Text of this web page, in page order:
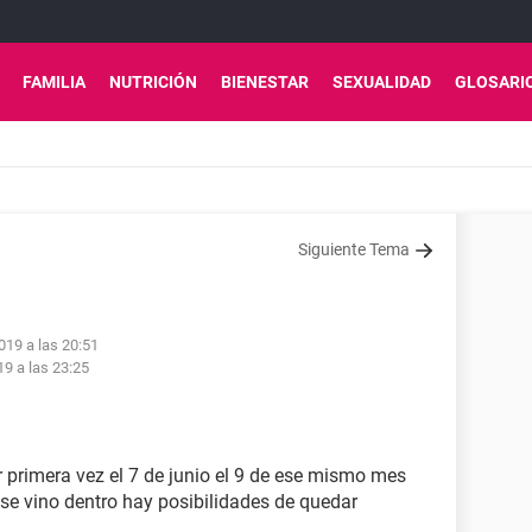
FAMILIA NUTRICIÓN BIENESTAR SEXUALIDAD
Siguiente Tema
a las 20:51
a las 23:25
vez el 7 de junio el 9 de ese mismo mes
vino dentro hay posibilidades de quedar